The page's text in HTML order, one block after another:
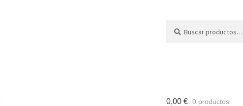
por:
0,00 € 0 productos